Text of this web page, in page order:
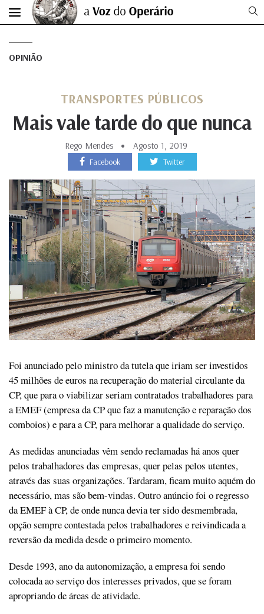
OPINIÃO
TRANSPORTES PÚBLICOS
Mais vale tarde do que nunca
Rego Mendes Agosto 1, 2019
Facebook Twitter
Foi anunciado pelo ministro da tutela que iriam ser investidos
45 milhões de euros na recuperação do material circulante da
CP, que para o viabilizar seriam contratados trabalhadores para
a EMEF (empresa da CP que faz a manutenção e reparação dos
comboios) e para a CP, para melhorar a qualidade do serviço.
As medidas anunciadas vêm sendo reclamadas há anos quer
pelos trabalhadores das empresas, quer pelas pelos utentes,
através das suas organizações. Tardaram, ficam muito aquém do
necessário, mas são bem-vindas. Outro anúncio foi o regresso
da EMEF à CP, de onde nunca devia ter sido desmembrada,
opção sempre contestada pelos trabalhadores e reivindicada a
reversão da medida desde o primeiro momento.
Desde 1993, ano da autonomização, a empresa foi sendo
colocada ao serviço dos interesses privados, que se foram
apropriando de áreas de atividade.